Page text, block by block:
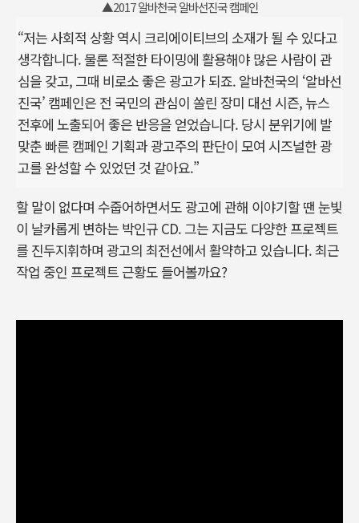
▲2017 알바천국 알바선진국 캠페인
“저는 사회적 상황 역시 크리에이티브의 소재가 될 수 있다고
생각합니다. 물론 적절한 타이밍에 활용해야 많은 사람이 관
심을 갖고, 그때 비로소 좋은 광고가 되죠. 알바천국의 ‘알바선
진국’ 캠페인은 전 국민의 관심이 쏠린 장미 대선 시즌, 뉴스
전후에 노출되어 좋은 반응을 얻었습니다. 당시 분위기에 발
맞춘 빠른 캠페인 기획과 광고주의 판단이 모여 시즈널한 광
고를 완성할 수 있었던 것 같아요.”
할 말이 없다며 수줍어하면서도 광고에 관해 이야기할 땐 눈빛
이 날카롭게 변하는 박인규 CD. 그는 지금도 다양한 프로젝트
를 진두지휘하며 광고의 최전선에서 활약하고 있습니다. 최근
작업 중인 프로젝트 근황도 들어볼까요?